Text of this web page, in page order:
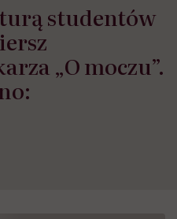
studentów
„O moczu”.